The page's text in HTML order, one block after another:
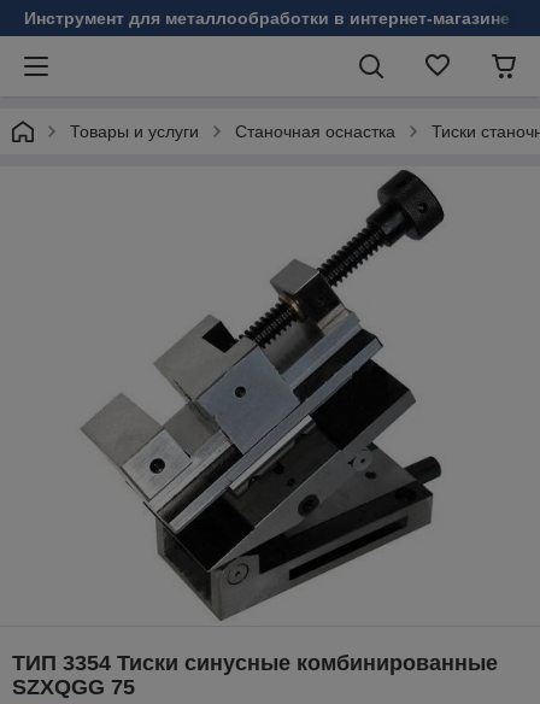
Инструмент для металлообработки в интернет-магазине
Товары и услуги Станочная оснастка Тиски
ТИП 3354 Тиски синусные комбинированные
SZXQGG 75